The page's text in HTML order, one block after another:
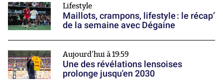
Lifestyle
Maillots, crampons, lifestyle : le récap’
de la semaine avec Dégaine
Aujourd'hui à 19:59
Une des révélations lensoises
prolonge jusqu'en 2030